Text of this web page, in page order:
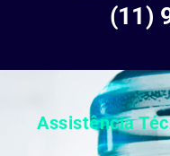
(11)
Assistência